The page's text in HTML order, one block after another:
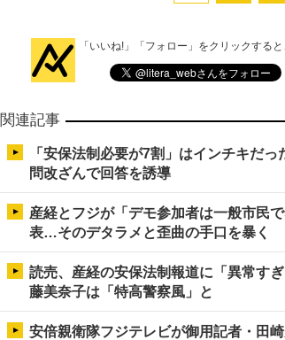
「いいね!」「フォロー」をクリックする
関連記事
「安保法制必要が7割」はインチキだ
問改ざんで回答を誘導
産経とフジが「デモ参加者は一般市民
表…そのデタラメと歪曲の手口を暴く
読売、産経の安保法制報道に「異常す
藤美奈子は「特高警察風」と
安倍親衛隊フジテレビが御用記者・田